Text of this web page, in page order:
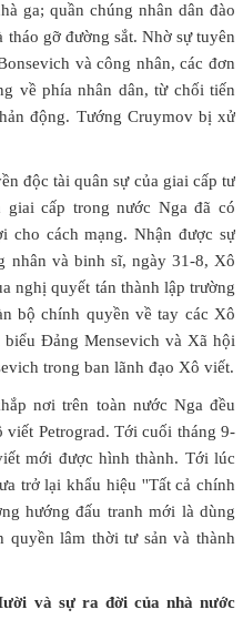
ga; quần chúng nhân dân đào
gỡ đường sắt. Nhờ sự tuyên
và công nhân, các đơn
về phía nhân dân, từ chối tiến
động. Tướng Cruymov bị xử
độc tài quân sự của giai cấp tư
cấp trong nước Nga đã có
cho cách mạng. Nhận được sự
nhân và binh sĩ, ngày 31-8, Xô
nghị quyết tán thành lập trường
bộ chính quyền về tay các Xô
Đảng Mensevich và Xã hội
trong ban lãnh đạo Xô viết.
nơi trên toàn nước Nga đều
Petrograd. Tới cuối tháng 9-
mới được hình thành. Tới lúc
trở lại khẩu hiệu ''Tất cả chính
hướng đấu tranh mới là dùng
quyền lâm thời tư sản và thành
và sự ra đời của nhà nước